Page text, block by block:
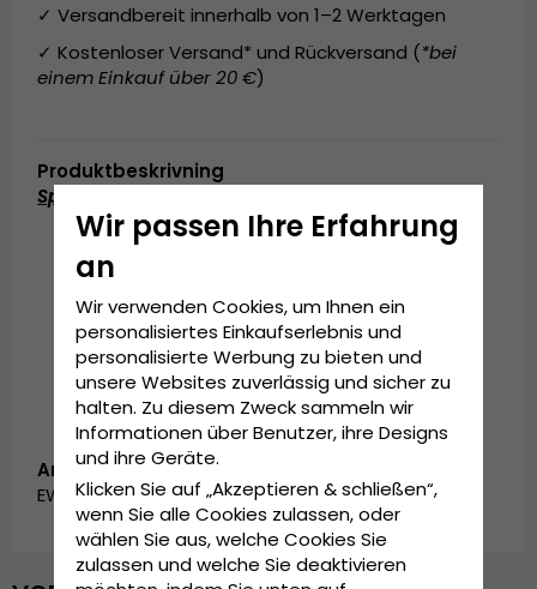
✓ Versandbereit innerhalb von 1–2 Werktagen
✓ Kostenloser Versand* und Rückversand (*bei
einem Einkauf über 20 €)
Produktbeskrivning
Spezifikationen:
Hergestellt aus 100% Baumwolle
Einheitsgröße
An der Rückseite der Kappe verstellbar.
In China hergestellt
Artikelnummer:
EWB0320201.A4
Wir passen Ihre Erfahrung
an
Wir verwenden Cookies, um Ihnen ein
personalisiertes Einkaufserlebnis und
personalisierte Werbung zu bieten und
unsere Websites zuverlässig und sicher zu
halten. Zu diesem Zweck sammeln wir
Informationen über Benutzer, ihre Designs
und ihre Geräte.
Klicken Sie auf „Akzeptieren & schließen“,
wenn Sie alle Cookies zulassen, oder
wählen Sie aus, welche Cookies Sie
zulassen und welche Sie deaktivieren